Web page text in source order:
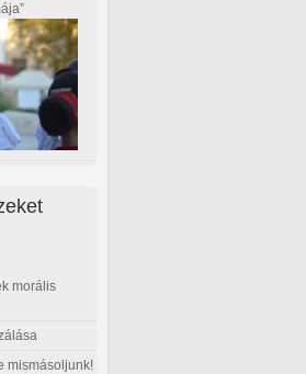
morális
mismásoljunk!